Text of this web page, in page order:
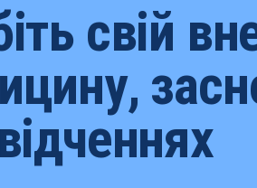
свій